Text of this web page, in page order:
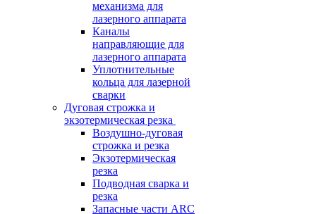
механизма для
лазерного аппарата
Каналы
направляющие для
лазерного аппарата
Уплотнительные
кольца для лазерной
сварки
Дуговая строжка и
экзотермическая резка
Воздушно-дуговая
строжка и резка
Экзотермическая
резка
Подводная сварка и
резка
Запасные части ARC